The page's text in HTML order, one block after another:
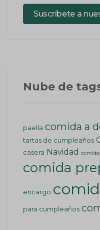
Suscríbete a
Nube de
paella comida a
tartas de cumpleaños
casera Navidad
comida
encargo
para cumpleaños